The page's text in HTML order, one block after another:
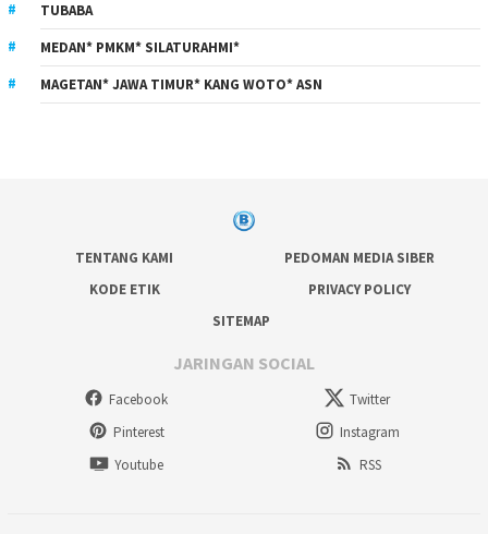
TUBABA
MEDAN* PMKM* SILATURAHMI*
MAGETAN* JAWA TIMUR* KANG WOTO* ASN
TENTANG KAMI
PEDOMAN MEDIA SIBER
KODE ETIK
PRIVACY POLICY
SITEMAP
JARINGAN SOCIAL
Facebook
Twitter
Pinterest
Instagram
Youtube
RSS